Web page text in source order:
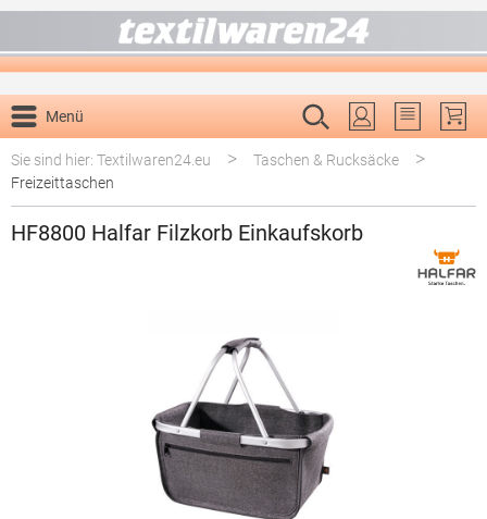
Menü
Du hast 0
Sie sind hier: Textilwaren24.eu
> Taschen & Rucksäcke >
Freizeittaschen
HF8800 Halfar Filzkorb Einkaufskorb